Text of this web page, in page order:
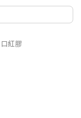
紅膠